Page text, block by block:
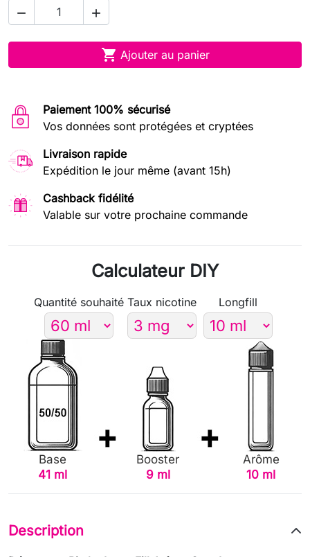
 
 Ajouter au panier
Paiement 100% sécurisé
Vos données sont protégées et cryptées
Livraison rapide
Expédition le jour même (avant 15h)
Cashback fidélité
Valable sur votre prochaine commande
Calculateur DIY
Quantité souhaité Taux nicotine Longfill
Base
41 ml
Booster
9 ml
Arôme
10 ml
Description